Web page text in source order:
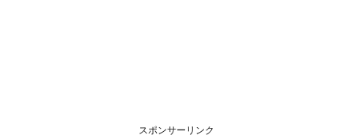
スポンサーリンク